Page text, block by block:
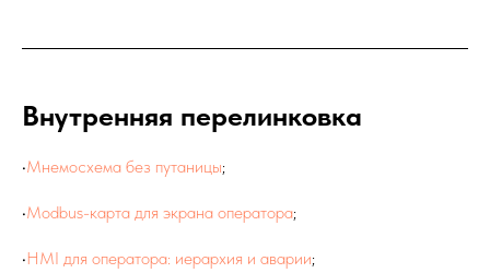
Внутренняя перелинковка
•Мнемосхема без путаницы;
•Modbus-карта для экрана оператора;
•HMI для оператора: иерархия и аварии;